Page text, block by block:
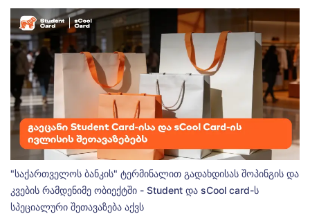
"საქართველოს ბანკის" ტერმინალით გადახდისას შოპინგის და
კვების რამდენიმე ობიექტში - Student და sCool card-ს
სპეციალური შეთავაზება აქვს